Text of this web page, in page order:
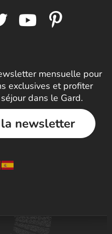
mensuelle pour
exclusives et profiter
dans le Gard.
newsletter